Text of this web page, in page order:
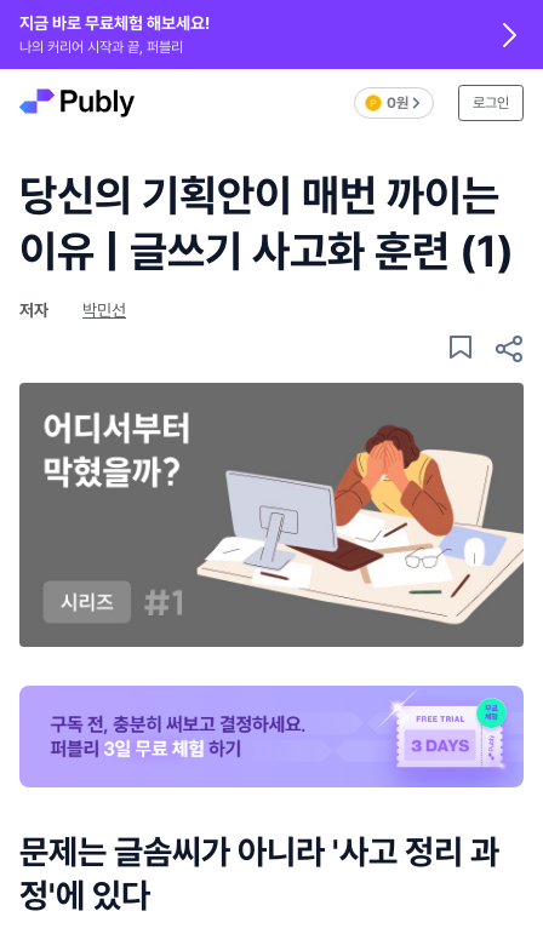
지금 바로 무료체험 해보세요!
나의 커리어 시작과 끝, 퍼블리
0원 로그인
당신의 기획안이 매번 까이는
이유 | 글쓰기 사고화 훈련 (1)
저자 박민선
문제는 글솜씨가 아니라 '사고 정리 과
정'에 있다